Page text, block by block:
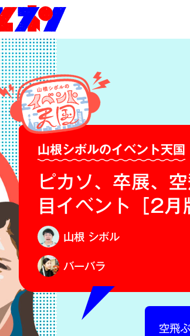
山根シボルのイベント天国
ピカソ、卒展、
目イベント［2月
山根 シボル
バーバラ
空飛